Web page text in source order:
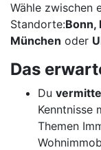
Wähle zwischen
Standorte:Bonn,
München oder
Das
Du
Kenntnisse
Themen